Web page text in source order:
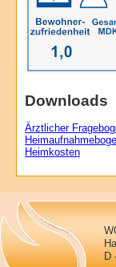
Downloads
Ärztlicher
Heimkosten
D